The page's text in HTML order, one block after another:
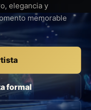
elegancia y
memorable
formal